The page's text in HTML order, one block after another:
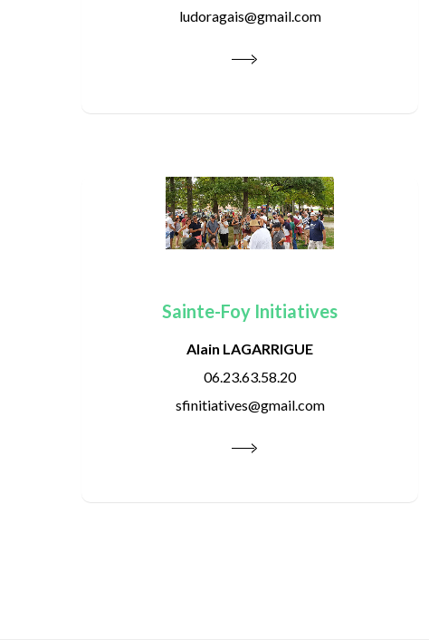
ludoragais@gmail.com
Sainte-Foy Initiatives
Alain LAGARRIGUE
06.23.63.58.20
sfinitiatives@gmail.com